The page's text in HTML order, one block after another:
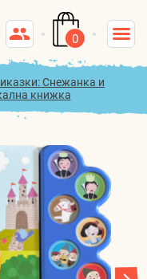
0
Снежанка и
книжка